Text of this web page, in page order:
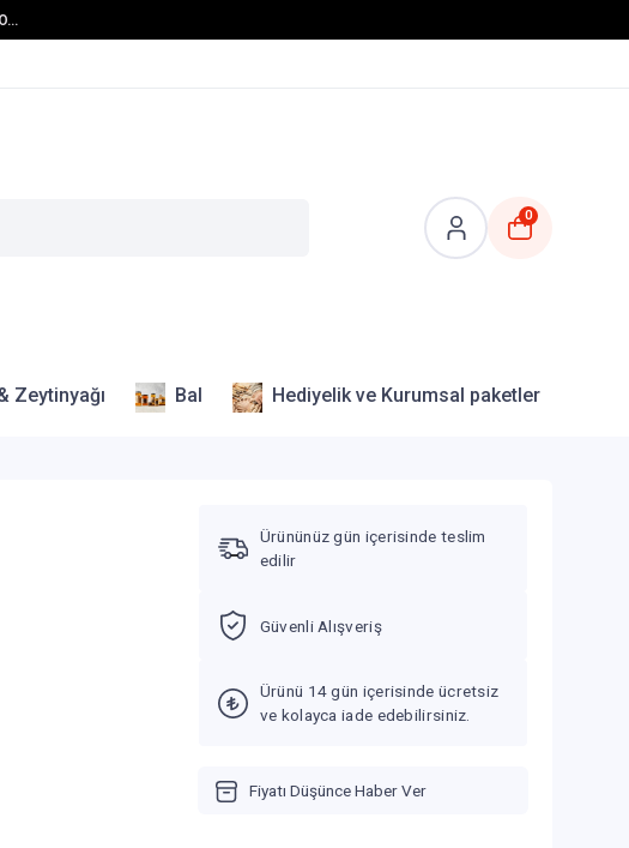
0
Zeytinyağı Bal Hediyelik ve Kurumsal paketler
Ürününüz gün içerisinde teslim
edilir
Güvenli Alışveriş
Ürünü 14 gün içerisinde ücretsiz
ve kolayca iade edebilirsiniz.
Fiyatı Düşünce Haber Ver